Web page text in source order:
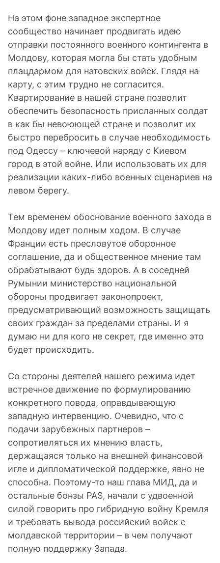
На этом фоне западное экспертное
сообщество начинает продвигать идею
отправки постоянного военного контингента в
Молдову, которая могла бы стать удобным
плацдармом для натовских войск. Глядя на
карту, с этим трудно не согласится.
Квартирование в нашей стране позволит
обеспечить безопасность присланных солдат
в как бы невоюющей стране и позволит их
быстро перебросить в случае необходимость
под Одессу – ключевой наряду с Киевом
город в этой войне. Или использовать их для
реализации каких-либо военных сценариев на
левом берегу.
Тем временем обоснование военного захода в
Молдову идет полным ходом. В случае
Франции есть пресловутое оборонное
соглашение, да и общественное мнение там
обрабатывают будь здоров. А в соседней
Румынии министерство национальной
обороны продвигает законопроект,
предусматривающий возможность защищать
своих граждан за пределами страны. И я
думаю ни для кого не секрет, где именно это
будет происходить.
Со стороны деятелей нашего режима идет
встречное движение по формулированию
конкретного повода, оправдывающую
западную интервенцию. Очевидно, что с
подачи зарубежных партнеров –
сопротивляться их мнению власть,
держащаяся только на внешней финансовой
игле и дипломатической поддержке, явно не
способна. Поэтому-то наш глава МИД, да и
остальные бонзы PAS, начали с удвоенной
силой говорить про гибридную войну Кремля
и требовать вывода российский войск с
молдавской территории – в чем получают
полную поддержку Запада.